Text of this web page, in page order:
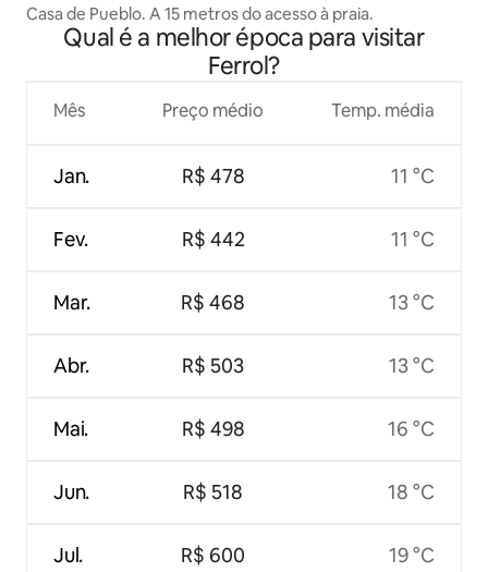
Casa de Pueblo. A 15 metros do acesso à praia.
Qual é a melhor época para visitar
Ferrol?
Mês
Jan.
Fev.
Mar.
Abr.
Mai.
Jun.
Jul.
Preço médio
R$ 478
R$ 442
R$ 468
R$ 503
R$ 498
R$ 518
R$ 600
Temp. média
11 °C
11 °C
13 °C
13 °C
16 °C
18 °C
19 °C